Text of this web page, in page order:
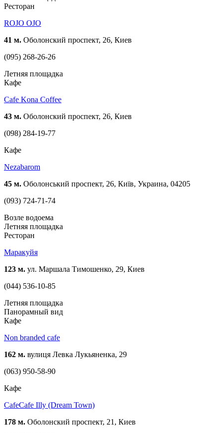
Ресторан
ROJO OJO
41 м. Оболонский проспект, 26, Киев
(095) 268-26-26
Летняя площадка
Кафе
Cafe Kona Coffee
43 м. Оболонский проспект, 26, Киев
(098) 284-19-77
Кафе
Nezabarom
45 м. Оболонський проспект, 26, Київ, Украина, 04205
(093) 724-71-74
Возле водоема
Летняя площадка
Ресторан
Маракуйя
123 м. ул. Маршала Тимошенко, 29, Киев
(044) 536-10-85
Летняя площадка
Панорамный вид
Кафе
Non branded cafe
162 м. вулиця Левка Лукьяненка, 29
(063) 950-58-90
Кафе
CafeCafe Illy (Dream Town)
178 м. Оболонский проспект, 21, Киев